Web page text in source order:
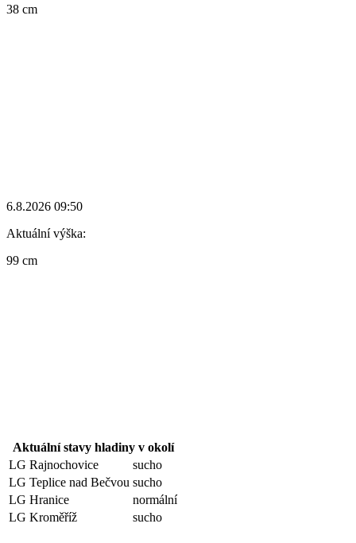
38 cm
6.8.2026 09:50
Aktuální výška:
99 cm
Aktuální stavy hladiny v okolí
LG Rajnochovice
sucho
LG Teplice nad Bečvou sucho
LG Hranice
normální
LG Kroměříž
sucho